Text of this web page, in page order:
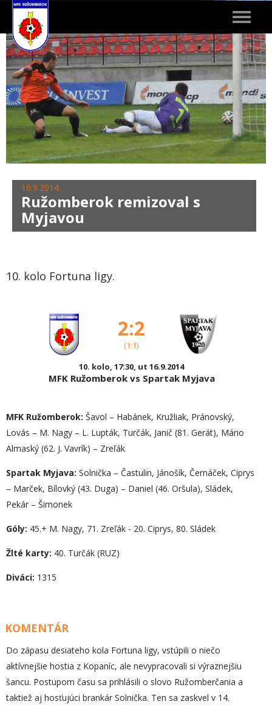
Toggle
16.9.2014
Ružomberok remizoval s
Myjavou
10. kolo Fortuna ligy.
2:2
(1:1)
10. kolo, 17:30, ut 16.9.2014
MFK Ružomberok vs Spartak Myjava
MFK Ružomberok: Šavol – Habánek, Kružliak, Pránovský,
Lovás – M. Nagy – L. Lupták, Turčák, Janič (81. Gerát), Mário
Almaský (62. J. Vavrík) – Zreľák
Spartak Myjava: Solnička – Častulin, Jánošík, Černáček, Ciprys
– Marček, Bílovký (43. Duga) – Daniel (46. Oršula), Sládek,
Pekár – Šimonek
Góly: 45.+ M. Nagy, 71. Zreľák - 20. Ciprys, 80. Sládek
Žlté karty: 40. Turčák (RUZ)
Diváci: 1315
KOMENTÁR
Do zápasu desiateho kola Fortuna ligy, vstúpili o niečo
aktívnejšie hostia z Kopaníc, ale nevypracovali si výraznejšiu
šancu. Postupom času sa prihlásili o slovo Ružomberčania a
taktiež aj hosťujúci brankár Solnička. Ten sa zaskvel v 14.